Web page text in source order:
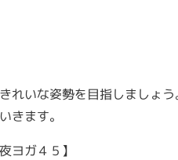
れいな姿勢を目指しましょう
きます。
ヨガ４５】